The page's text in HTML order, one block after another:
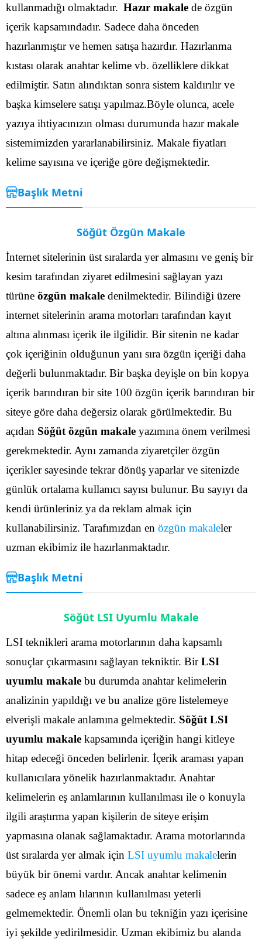
kullanmadığı olmaktadır. Hazır makale de özgün
içerik kapsamındadır. Sadece daha önceden
hazırlanmıştır ve hemen satışa hazırdır. Hazırlanma
kıstası olarak anahtar kelime vb. özelliklere dikkat
edilmiştir. Satın alındıktan sonra sistem kaldırılır ve
başka kimselere satışı yapılmaz.Böyle olunca, acele
yazıya ihtiyacınızın olması durumunda hazır makale
sistemimizden yararlanabilirsiniz. Makale fiyatları
kelime sayısına ve içeriğe göre değişmektedir.
Başlık Metni
Söğüt Özgün Makale
İnternet sitelerinin üst sıralarda yer almasını ve geniş bir
kesim tarafından ziyaret edilmesini sağlayan yazı
türüne özgün makale denilmektedir. Bilindiği üzere
internet sitelerinin arama motorları tarafından kayıt
altına alınması içerik ile ilgilidir. Bir sitenin ne kadar
çok içeriğinin olduğunun yanı sıra özgün içeriği daha
değerli bulunmaktadır. Bir başka deyişle on bin kopya
içerik barındıran bir site 100 özgün içerik barındıran bir
siteye göre daha değersiz olarak görülmektedir. Bu
açıdan Söğüt özgün makale yazımına önem verilmesi
gerekmektedir. Aynı zamanda ziyaretçiler özgün
içerikler sayesinde tekrar dönüş yaparlar ve sitenizde
günlük ortalama kullanıcı sayısı bulunur. Bu sayıyı da
kendi ürünleriniz ya da reklam almak için
kullanabilirsiniz. Tarafımızdan en özgün makaleler
uzman ekibimiz ile hazırlanmaktadır.
Başlık Metni
Söğüt LSI Uyumlu Makale
LSI teknikleri arama motorlarının daha kapsamlı
sonuçlar çıkarmasını sağlayan tekniktir. BirLSI
uyumlu makale bu durumda anahtar kelimelerin
analizinin yapıldığı ve bu analize göre listelemeye
elverişli makale anlamına gelmektedir. Söğüt LSI
uyumlu makale kapsamında içeriğin hangi kitleye
hitap edeceği önceden belirlenir. İçerik araması yapan
kullanıcılara yönelik hazırlanmaktadır. Anahtar
kelimelerin eş anlamlarının kullanılması ile o konuyla
ilgili araştırma yapan kişilerin de siteye erişim
yapmasına olanak sağlamaktadır. Arama motorlarında
üst sıralarda yer almak için LSI uyumlu makalelerin
büyük bir önemi vardır. Ancak anahtar kelimenin
sadece eş anlam lılarının kullanılması yeterli
gelmemektedir. Önemli olan bu tekniğin yazı içerisine
iyi şekilde yedirilmesidir. Uzman ekibimiz bu alanda